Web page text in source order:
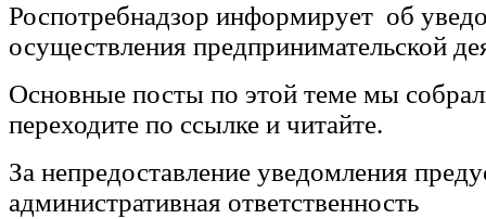
Роспотребнадзор информирует об
осуществления предпринимательской
Основные посты по этой теме мы
переходите по ссылке и читайте.
За непредоставление уведомления
административная ответственность